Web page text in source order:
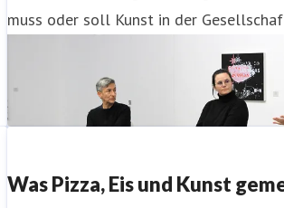
muss oder soll Kunst in der Gesellschaf
Was Pizza, Eis und Kunst